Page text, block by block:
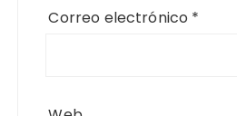
Correo electrónico *